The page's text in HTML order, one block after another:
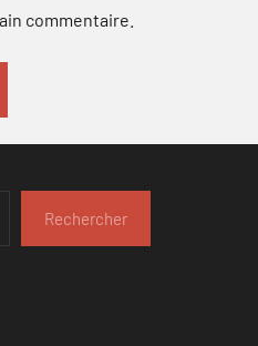
commentaire.
Rechercher